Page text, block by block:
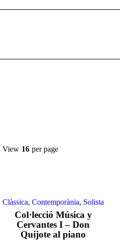
View 16 per page
Clàssica,Contemporània, Solista
Col·lecció Música y
Cervantes I – Don
Quijote al piano